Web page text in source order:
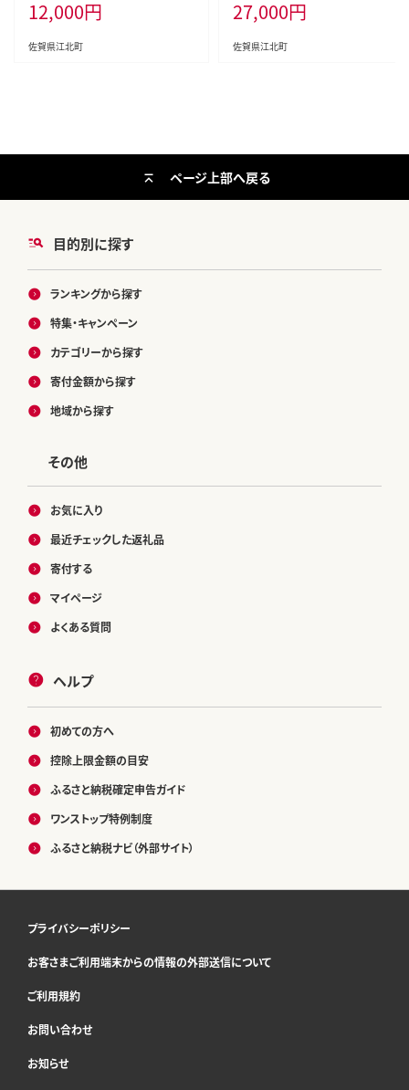
12,000円
佐賀県江北町
27,000円
佐賀県江北町
目的別に探す
ランキングから探す
特集・キャンペーン
カテゴリーから探す
寄付金額から探す
地域から探す
その他
お気に入り
最近チェックした返礼品
寄付する
マイページ
よくある質問
ヘルプ
初めての方へ
控除上限金額の目安
ふるさと納税確定申告ガイド
ワンストップ特例制度
ふるさと納税ナビ（外部サイト）
ページ上部へ戻る
プライバシーポリシー
お客さまご利用端末からの情報の外部送信について
ご利用規約
お問い合わせ
お知らせ